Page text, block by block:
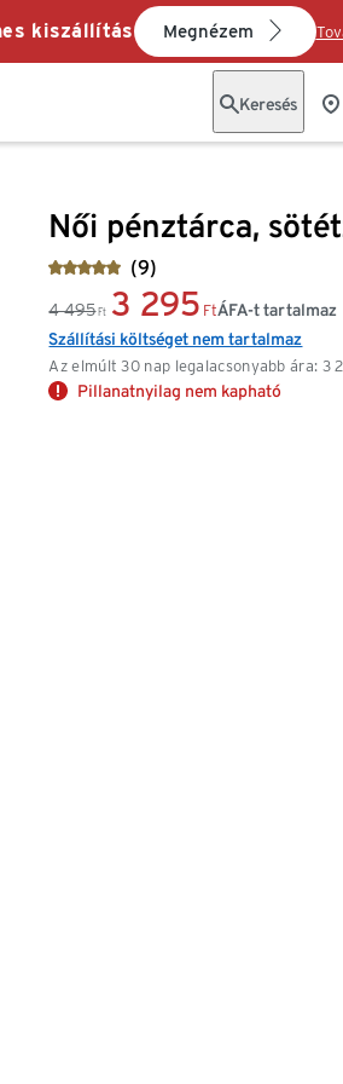
kiszállítás Megnézem
Keresés
Női pénztárca,
(9)
4 495 Ft 3 295 Ft
Az elmúlt 30 nap legalacsonyabb ára: 3
ÁFA-t tartalmaz
Szállítási költséget nem tartalmaz
Pillanatnyilag nem kapható